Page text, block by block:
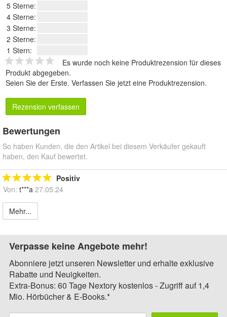
5 Sterne:
4 Sterne:
3 Sterne:
2 Sterne:
1 Stern:
Es wurde noch keine Produktrezension für dieses
Produkt abgegeben.
Seien Sie der Erste. Verfassen Sie jetzt eine Produktrezension.
Rezension verfassen
Bewertungen
So haben Kunden, die den Artikel bei diesem Verkäufer gekauft
haben, den Kauf bewertet.
Positiv
Von: t***a 27.05.24
Mehr...
Verpasse keine Angebote mehr!
Abonniere jetzt unseren Newsletter und erhalte exklusive
Rabatte und Neuigkeiten.
Extra-Bonus: 60 Tage Nextory kostenlos - Zugriff auf 1,4
Mio. Hörbücher & E-Books.*